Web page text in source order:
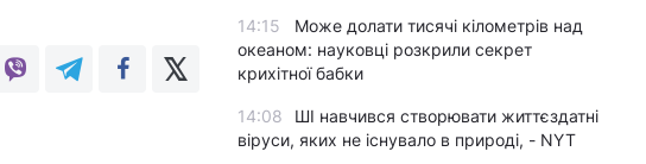
14:15
Може долати тисячі кілометрів над
океаном: науковці розкрили секрет
крихітної бабки
14:08
ШІ навчився створювати життєздатні
віруси, яких не існувало в природі, - NYT